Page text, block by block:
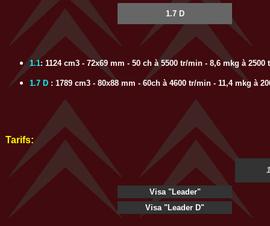
1.7 D
1.1: 1124 cm3 - 72x69 mm - 50 ch à 5500 tr/min - 8,6 mkg à
1.7 D : 1789 cm3 - 80x88 mm - 60ch à 4600 tr/min - 11,4 mkg à
Tarifs:
Visa "Leader"
Visa "Leader D"